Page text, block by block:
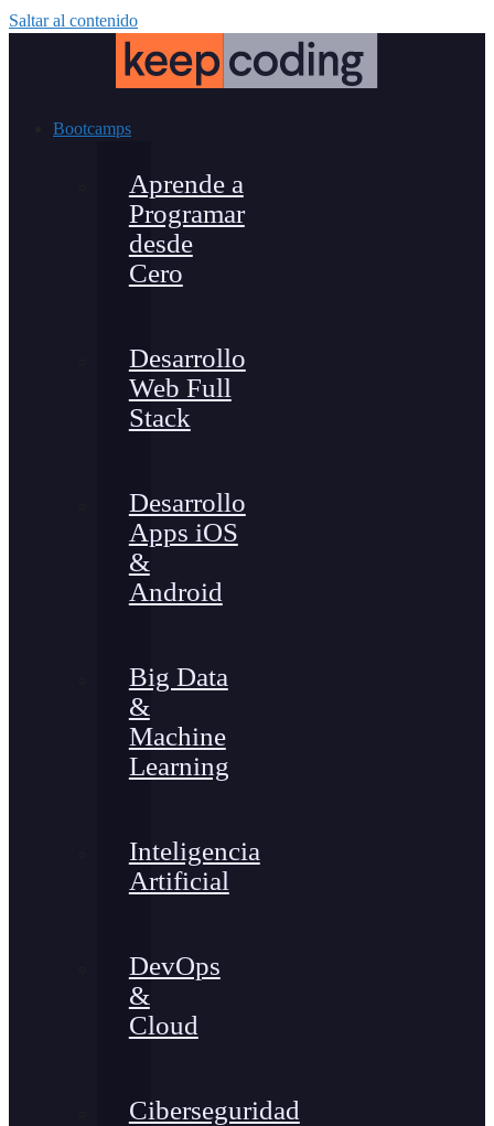
Saltar al contenido
Bootcamps
Aprende a
Programar
desde
Cero
Desarrollo
Web Full
Stack
Desarrollo
Apps iOS
&
Android
Big Data
&
Machine
Learning
Inteligencia
Artificial
DevOps
&
Cloud
Ciberseguridad